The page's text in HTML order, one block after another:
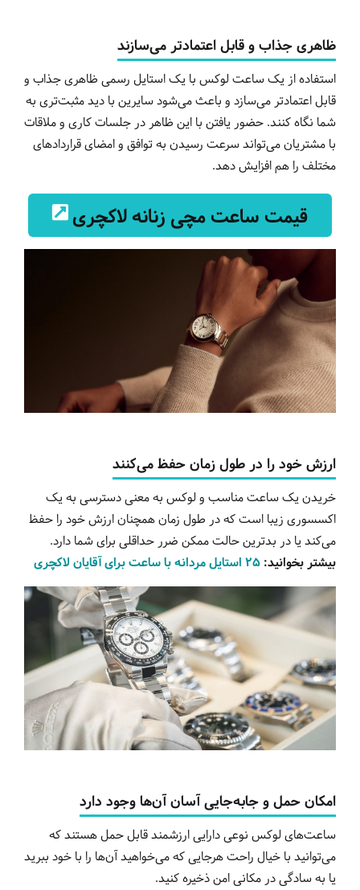
ظاهری جذاب و قابل اعتماد‌تر می‌سازند
استفاده از یک ساعت لوکس با یک استایل رسمی ظاهری جذاب و
قابل اعتماد‌تر می‌سازد و باعث می‌شود سایرین با دید مثبت‌تری به
شما نگاه کنند. حضور یافتن با این ظاهر در جلسات کاری و ملاقات
با مشتریان می‌تواند سرعت رسیدن به توافق و امضای قراردادهای
مختلف را هم افزایش دهد.
قیمت ساعت مچی زنانه لاکچری
ارزش خود را در طول زمان حفظ می‌کنند
خریدن یک ساعت مناسب و لوکس به معنی دسترسی به یک
اکسسوری زیبا است که در طول زمان همچنان ارزش خود را حفظ
می‌کند یا در بدترین حالت ممکن ضرر حداقلی برای شما دارد.
بیشتر بخوانید: ۲۵ استایل مردانه با ساعت برای آقایان لاکچری
امکان حمل و جابه‌جایی آسان آن‌ها وجود دارد
ساعت‌های لوکس نوعی دارایی ارزشمند قابل حمل هستند که
می‌توانید با خیال راحت هرجایی که می‌خواهید آن‌ها را با خود ببرید
یا به سادگی در مکانی امن ذخیره کنید.